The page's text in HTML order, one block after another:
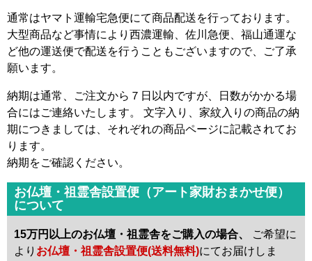
通常はヤマト運輸宅急便にて商品配送を行っております。
大型商品など事情により西濃運輸、佐川急便、福山通運な
ど他の運送便で配送を行うこともございますので、ご了承
願います。
納期は通常、ご注文から７日以内ですが、日数がかかる場
合にはご連絡いたします。 文字入り、家紋入りの商品の納
期につきましては、それぞれの商品ページに記載されてお
ります。
納期をご確認ください。
お仏壇・祖霊舎設置便（アート家財おまかせ便）
について
15万円以上のお仏壇・祖霊舎をご購入の場合、
ご希望に
より お仏壇・祖霊舎設置便(送料無料)にてお届けしま